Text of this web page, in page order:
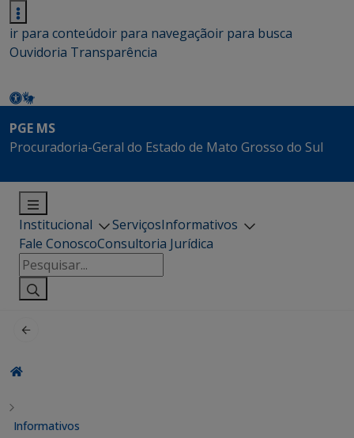
ir para conteúdoir para navegaçãoir para busca
Ouvidoria Transparência
PGE MS
Procuradoria-Geral do Estado de Mato Grosso do Sul
Institucional ServiçosInformativos
Fale ConoscoConsultoria Jurídica
Pesquisar
por:
Informativos